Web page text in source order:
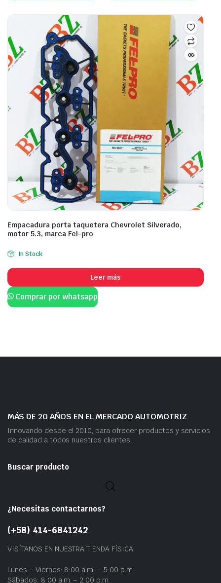
Empacadura porta taquetera Chevrolet Silverado,
motor 5.3, marca Fel-pro
In Stock
Leer más
Comprar por whatsapp
MÁS DE 20 AÑOS EN EL MERCADO AUTOMOTRIZ
Innovando desde el 2010, para ofrecer productos y servicios
de calidad a todos nuestros clientes.
Buscar producto
¿Necesitas contactarnos?
(+58) 414-6841242
VISÍTANOS EN NUESTRA TIENDA FÍSICA:
Lunes – Viernes: 8:00 a.m. – 5:00 p.m.
Sábados: 8:00 a.m. – 2:00 p.m.